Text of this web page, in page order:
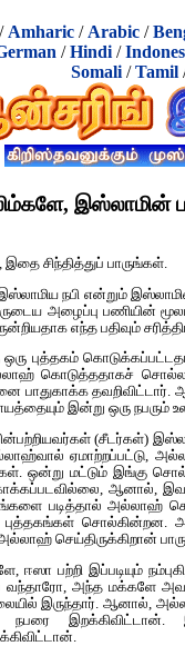
/ Amharic / Arabic /
/Hindi /
Somali/Tamil
இஸ்லாமின்
சிந்தித்துப் பாருங்கள்.
நபி என்றும்
அழைப்பு பணியின்
எந்த பதிவும்
ஒரு புத்தகம்
கொடுத்ததாகச்
பாதுகாக்க
இன்று ஒரு நபரும்
(சீடர்கள்)
ஏமாற்றப்பட்டு,
ஒன்று மட்டும் இங்கு
ஆனால்,
படித்தால் அல்லாஹ்
சொல்கின்றன.
செய்திருக்கிறான்
ஈஸா பற்றி இப்படியும்
வந்தாரோ, அந்த மக்களே
இருந்தார். ஆனால்,
நபரை